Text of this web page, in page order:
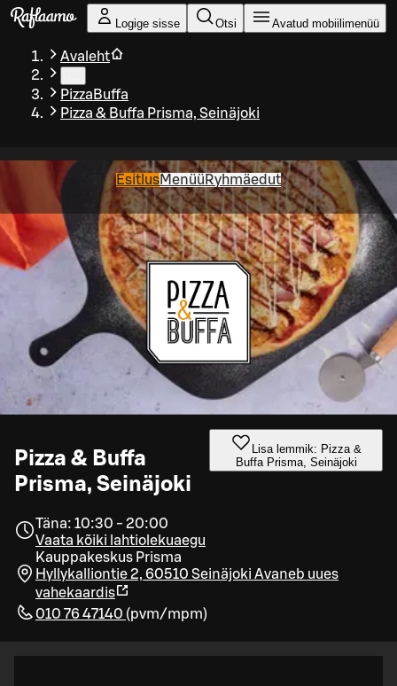
Liigu peamise sisu juurde
Logige sisse Otsi Avatud mobiilimenüü
Avaleht
PizzaBuffa
Pizza & Buffa Prisma, Seinäjoki
EsitlusMenüü Ryhmäedut
Pizza & Buffa
Prisma, Seinäjoki
Lisa lemmik: Pizza &
Buffa Prisma, Seinäjoki
Täna: 10:30 - 20:00
Vaata kõiki lahtiolekuaegu
Kauppakeskus Prisma
Hyllykalliontie 2, 60510 Seinäjoki Avaneb uues
vahekaardis
010 76 47140 (pvm/mpm)